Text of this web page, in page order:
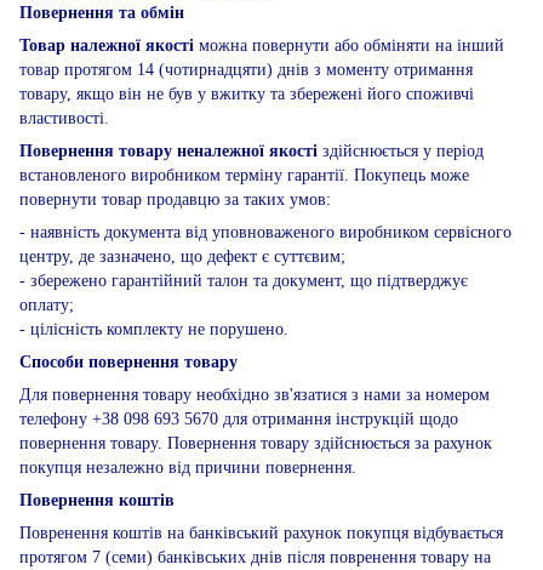
Повернення та обмін
Товар належної якості можна повернути або обміняти на інший
товар протягом 14 (чотирнадцяти) днів з моменту отримання
товару, якщо він не був у вжитку та збережені його споживчі
властивості.
Повернення товару неналежної якості здійснюється у період
встановленого виробником терміну гарантії. Покупець може
повернути товар продавцю за таких умов:
- наявність документа від уповноваженого виробником сервісного
центру, де зазначено, що дефект є суттєвим;
- збережено гарантійний талон та документ, що підтверджує
оплату;
- цілісність комплекту не порушено.
Способи повернення товару
Для повернення товару необхідно зв'язатися з нами за номером
телефону +38 098 693 5670 для отримання інструкцій щодо
повернення товару. Повернення товару здійснюється за рахунок
покупця незалежно від причини повернення.
Повернення коштів
Повренення коштів на банківський рахунок покупця відбувається
протягом 7 (семи) банківських днів після повренення товару на